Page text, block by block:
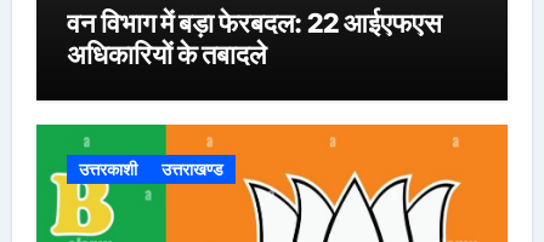
वन विभाग में बड़ा फेरबदल: 22 आईएफएस
अधिकारियों के तबादले
उत्तरकाशी उत्तराखण्ड